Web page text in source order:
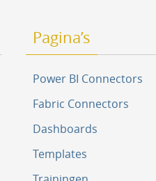
Pagina’s
Power BI Connectors
Fabric Connectors
Dashboards
Templates